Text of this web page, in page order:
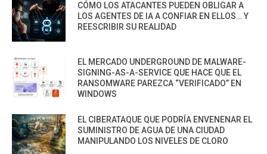
CÓMO LOS ATACANTES PUEDEN OBLIGAR A
LOS AGENTES DE IA A CONFIAR EN ELLOS… Y
REESCRIBIR SU REALIDAD
EL MERCADO UNDERGROUND DE MALWARE-
SIGNING-AS-A-SERVICE QUE HACE QUE EL
RANSOMWARE PAREZCA “VERIFICADO” EN
WINDOWS
EL CIBERATAQUE QUE PODRÍA ENVENENAR EL
SUMINISTRO DE AGUA DE UNA CIUDAD
MANIPULANDO LOS NIVELES DE CLORO